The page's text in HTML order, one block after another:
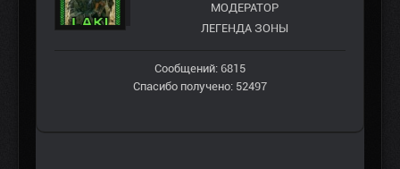
МОДЕРАТОР
ЛЕГЕНДА ЗОНЫ
Сообщений: 6815
Спасибо получено: 52497